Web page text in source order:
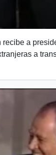
recibe a
a